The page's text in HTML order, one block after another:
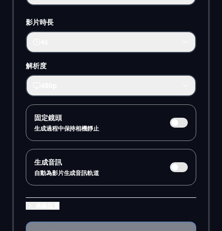
影片時長
解析度
固定鏡頭
生成過程中保持相機靜止
生成音訊
自動為影片生成音訊軌道